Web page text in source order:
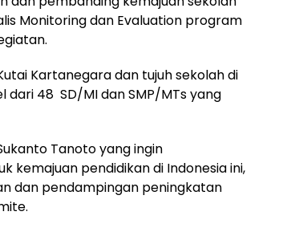
Monitoring dan Evaluation program
Kartanegara dan tujuh sekolah di
dari 48 SD/MI dan SMP/MTs yang
Tanoto yang ingin
kemajuan pendidikan di Indonesia ini,
dan pendampingan peningkatan